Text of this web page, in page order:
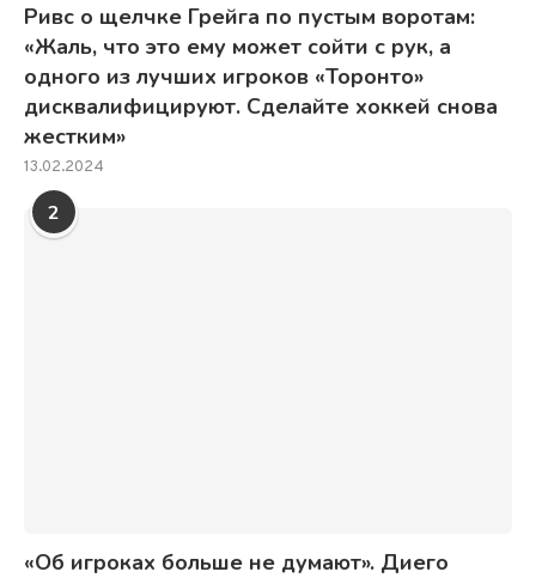
Ривс о щелчке Грейга по пустым воротам:
«Жаль, что это ему может сойти с рук, а
одного из лучших игроков «Торонто»
дисквалифицируют. Сделайте хоккей снова
жестким»
13.02.2024
2
«Об игроках больше не думают». Диего